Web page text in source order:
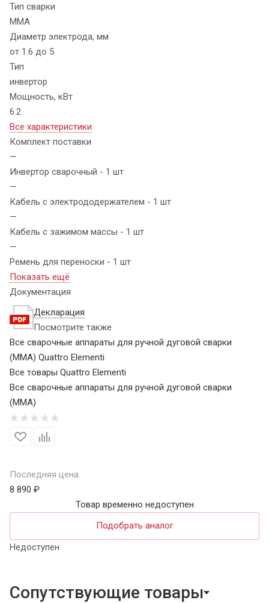
Тип сварки
MMA
Диаметр электрода, мм
от 1.6 до 5
Тип
инвертор
Мощность, кВт
6.2
Все характеристики
Комплект поставки
—
Инвертор сварочный - 1 шт
—
Кабель с электрододержателем - 1 шт
—
Кабель с зажимом массы - 1 шт
—
Ремень для переноски - 1 шт
Показать ещё
Документация
Декларация
Посмотрите также
Все сварочные аппараты для ручной дуговой сварки
(MMA) Quattro Elementi
Все товары Quattro Elementi
Все сварочные аппараты для ручной дуговой сварки
(MMA)
Последняя цена
8 890 ₽
Товар временно недоступен
Подобрать аналог
Недоступен
Сопутствующие товары